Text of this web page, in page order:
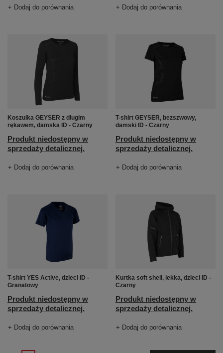
+ Dodaj do porównania + Dodaj do porównania
Koszulka GEYSER z długim
rękawem, damska ID - Czarny
Produkt niedostępny w
sprzedaży detalicznej.
+ Dodaj do porównania
T-shirt GEYSER, bezszwowy,
damski ID - Czarny
Produkt niedostępny w
sprzedaży detalicznej.
+ Dodaj do porównania
T-shirt YES Active, dzieci ID -
Granatowy
Produkt niedostępny w
sprzedaży detalicznej.
+ Dodaj do porównania
Kurtka soft shell, lekka, dzieci ID -
Czarny
Produkt niedostępny w
sprzedaży detalicznej.
+ Dodaj do porównania